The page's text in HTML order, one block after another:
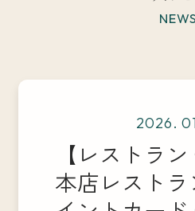
お知
店舗
NEWS
2026.
【レストラ
本店レスト